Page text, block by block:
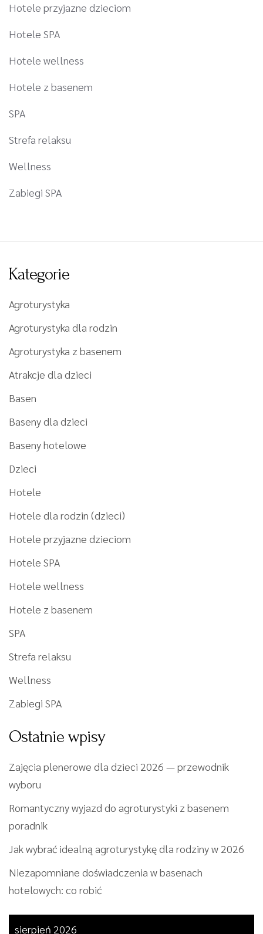
Hotele przyjazne dzieciom
Hotele SPA
Hotele wellness
Hotele z basenem
SPA
Strefa relaksu
Wellness
Zabiegi SPA
Kategorie
Agroturystyka
Agroturystyka dla rodzin
Agroturystyka z basenem
Atrakcje dla dzieci
Basen
Baseny dla dzieci
Baseny hotelowe
Dzieci
Hotele
Hotele dla rodzin (dzieci)
Hotele przyjazne dzieciom
Hotele SPA
Hotele wellness
Hotele z basenem
SPA
Strefa relaksu
Wellness
Zabiegi SPA
Ostatnie wpisy
Zajęcia plenerowe dla dzieci 2026 — przewodnik
wyboru
Romantyczny wyjazd do agroturystyki z basenem
poradnik
Jak wybrać idealną agroturystykę dla rodziny w 2026
Niezapomniane doświadczenia w basenach
hotelowych: co robić
sierpień 2026